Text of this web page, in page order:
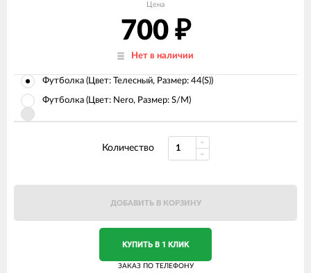
Цена
700 ₽
Нет в наличии
Футболка (Цвет: Телесный, Размер: 44(S))
Футболка (Цвет: Nero, Размер: S/M)
Количество
ДОБАВИТЬ В КОРЗИНУ
КУПИТЬ В 1 КЛИК
ЗАКАЗ ПО ТЕЛЕФОНУ